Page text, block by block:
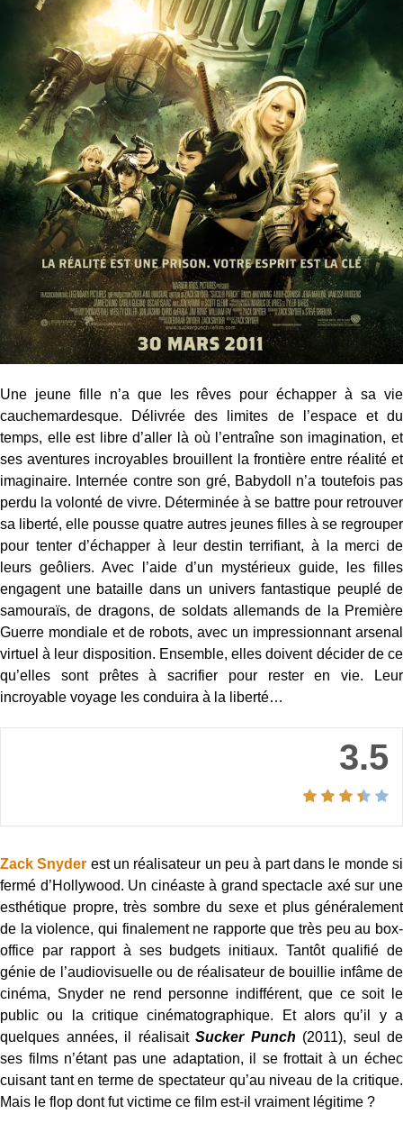
Une jeune fille n’a que les rêves pour échapper à sa vie
cauchemardesque. Délivrée des limites de l’espace et du
temps, elle est libre d’aller là où l’entraîne son imagination, et
ses aventures incroyables brouillent la frontière entre réalité et
imaginaire. Internée contre son gré, Babydoll n’a toutefois pas
perdu la volonté de vivre. Déterminée à se battre pour retrouver
sa liberté, elle pousse quatre autres jeunes filles à se regrouper
pour tenter d’échapper à leur destin terrifiant, à la merci de
leurs geôliers. Avec l’aide d’un mystérieux guide, les filles
engagent une bataille dans un univers fantastique peuplé de
samouraïs, de dragons, de soldats allemands de la Première
Guerre mondiale et de robots, avec un impressionnant arsenal
virtuel à leur disposition. Ensemble, elles doivent décider de ce
qu’elles sont prêtes à sacrifier pour rester en vie. Leur
incroyable voyage les conduira à la liberté…
3.5
Zack Snyder est un réalisateur un peu à part dans le monde si
fermé d’Hollywood. Un cinéaste à grand spectacle axé sur une
esthétique propre, très sombre du sexe et plus généralement
de la violence, qui finalement ne rapporte que très peu au box-
office par rapport à ses budgets initiaux. Tantôt qualifié de
génie de l’audiovisuelle ou de réalisateur de bouillie infâme de
cinéma, Snyder ne rend personne indifférent, que ce soit le
public ou la critique cinématographique. Et alors qu’il y a
quelques années, il réalisait Sucker Punch (2011), seul de
ses films n’étant pas une adaptation, il se frottait à un échec
cuisant tant en terme de spectateur qu’au niveau de la critique.
Mais le flop dont fut victime ce film est-il vraiment légitime ?